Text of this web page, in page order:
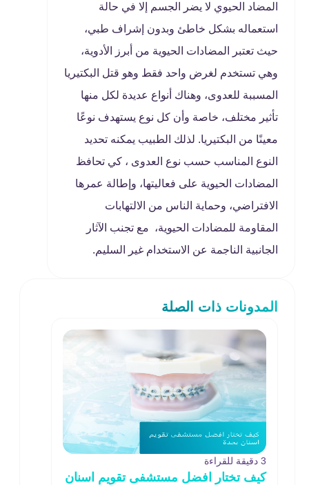
المضاد الحيوي لا يضر الجسم إلا في حالة
استعماله بشكل خاطئ وبدون إشراف طبي،
حيث تعتبر المضادات الحيوية من أبرز الأدوية،
وهي تستخدم لغرض واحد فقط وهو قتل البكتيريا
المسببة للعدوى، وهناك أنواع عديدة لكل منها
تأثير مختلف، خاصة وأن كل نوع يستهدف نوعًا
معينًا من البكتيريا. لذلك الطبيب يمكنه تحديد
النوع المناسب حسب نوع العدوى ، كي تحافظ
المضادات الحيوية على فعاليتها، وإطالة عمرها
الافتراضي، وحماية الناس من الالتهابات
المقاومة للمضادات الحيوية، مع تجنب الآثار
الجانبية الناجمة عن الاستخدام غير السليم.
المدونات ذات الصلة
3 دقيقة للقراءة
كيف تختار افضل مستشفى تقويم اسنان